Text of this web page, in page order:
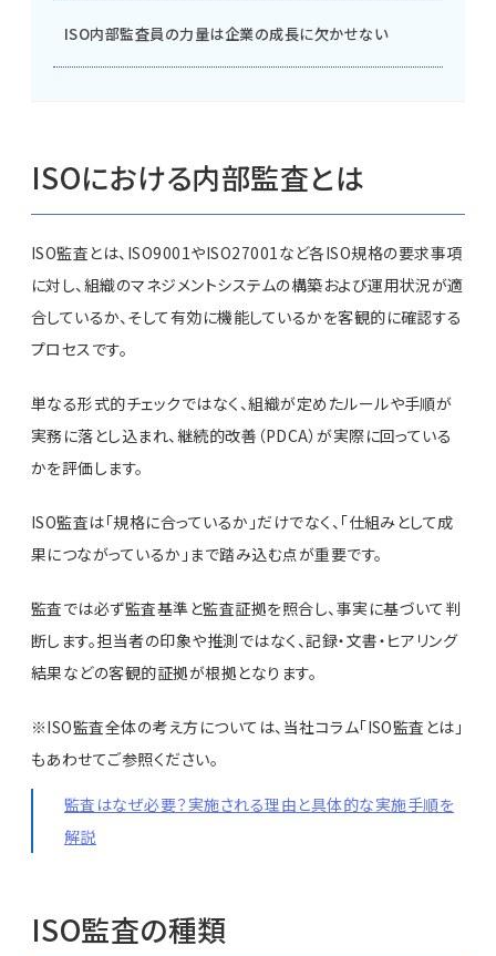
ISO内部監査員の力量は企業の成長に欠かせない
ISOにおける内部監査とは
ISO監査とは、ISO9001やISO27001など各ISO規格の要求事項
に対し、組織のマネジメントシステムの構築および運用状況が適
合しているか、そして有効に機能しているかを客観的に確認する
プロセスです。
単なる形式的チェックではなく、組織が定めたルールや手順が
実務に落とし込まれ、継続的改善（PDCA）が実際に回っている
かを評価します。
ISO監査は「規格に合っているか」だけでなく、「仕組みとして成
果につながっているか」まで踏み込む点が重要です。
監査では必ず監査基準と監査証拠を照合し、事実に基づいて判
断します。担当者の印象や推測ではなく、記録・文書・ヒアリング
結果などの客観的証拠が根拠となります。
※ISO監査全体の考え方については、当社コラム「ISO監査とは」
もあわせてご参照ください。
監査はなぜ必要？実施される理由と具体的な実施手順を
解説
ISO監査の種類